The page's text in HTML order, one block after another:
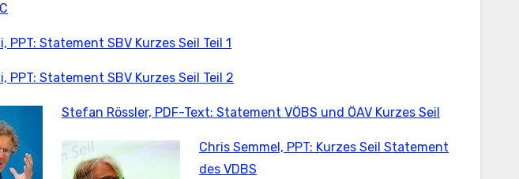
PPT: Statement SBV Kurzes Seil Teil 1
PPT: Statement SBV Kurzes Seil Teil 2
Stefan Rössler, PDF-Text: Statement VÖBS und ÖAV Kurzes Seil
Chris Semmel, PPT: Kurzes Seil Statement
des VDBS